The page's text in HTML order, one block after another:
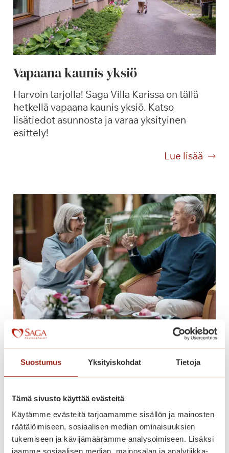
Suostumus Yksityiskohdat Tietoja
Tämä sivusto käyttää evästeitä
Käytämme evästeitä tarjoamamme sisällön ja mainosten
räätälöimiseen, sosiaalisen median ominaisuuksien
tukemiseen ja kävijämäärämme analysoimiseen. Lisäksi
Vapaana kaunis yksiö
Harvoin tarjolla! Saga Villa Karissa on tällä
hetkellä vapaana kaunis yksiö. Katso
lisätiedot asunnosta ja varaa yksityinen
esittely!
Lue lisää
V
a
a
n
a
k
a
u
n
i
s
y
s
Vappukarkelot Saga Villa Karissa
30.4. – tervetuloa!
p
p
u